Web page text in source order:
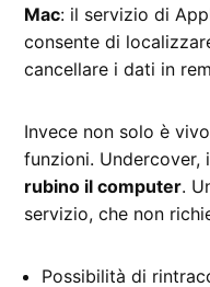
Mac: il servizio di
consente di
cancellare i dati in
Invece non solo è
funzioni.
rubino il computer.
servizio, che non
Possibilità di